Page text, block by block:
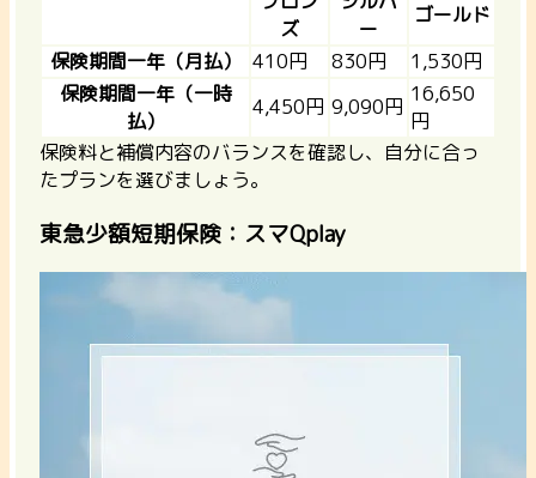
ズ
ー
ゴールド
保険期間一年（月払）
410円 830円
1,530円
保険期間一年（一時
払）
4,450円 9,090円 16,650
円
保険料と補償内容のバランスを確認し、自分に合っ
たプランを選びましょう。
東急少額短期保険：スマQplay